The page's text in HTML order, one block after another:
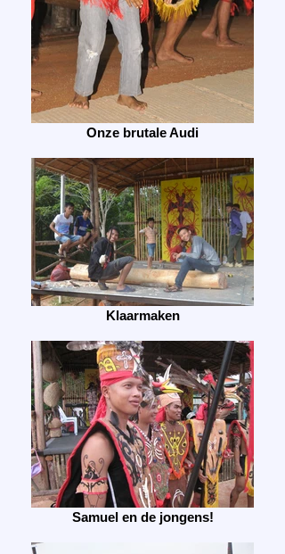
Onze brutale Audi
Klaarmaken
Samuel en de jongens!